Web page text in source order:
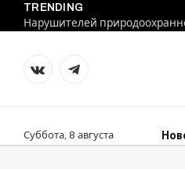
TRENDING
VKontakteTelegram
Суббота, 8 августа